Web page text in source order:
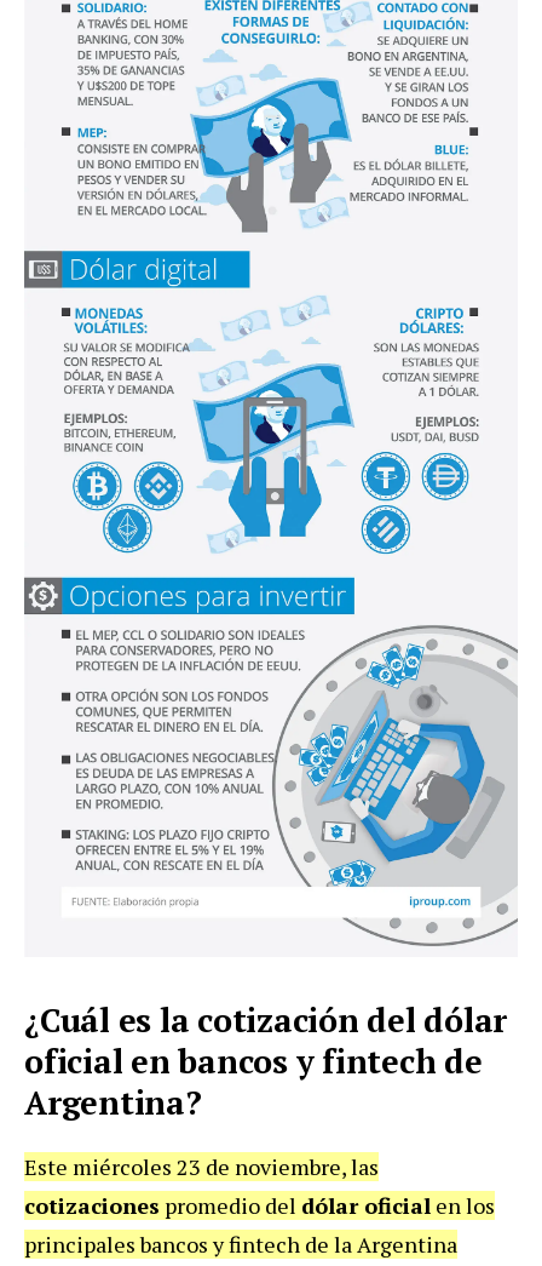
¿Cuál es la cotización del dólar
oficial en bancos y fintech de
Argentina?
Este miércoles 23 de noviembre, las
cotizaciones promedio del dólar oficial en los
principales bancos y fintech de la Argentina